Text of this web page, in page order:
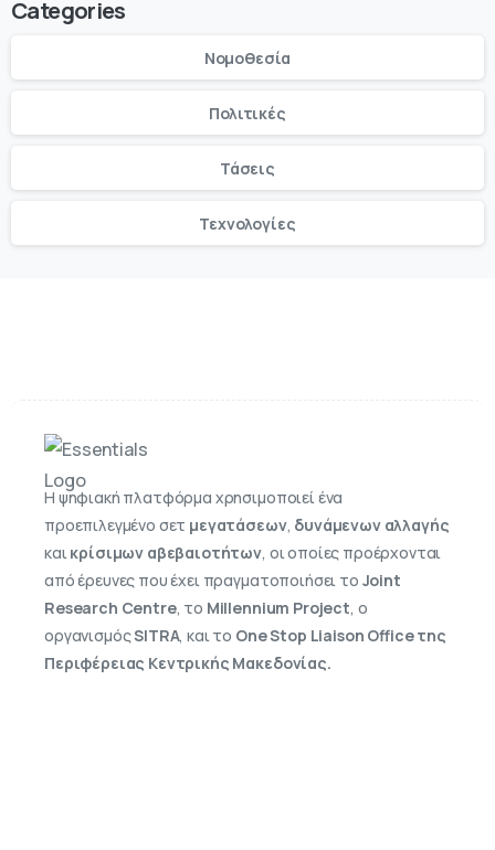
Categories
Νομοθεσία
Πολιτικές
Τάσεις
Τεχνολογίες
Η ψηφιακή πλατφόρμα χρησιμοποιεί ένα
προεπιλεγμένο σετ μεγατάσεων, δυνάμενων αλλαγής
καικρίσιμων αβεβαιοτήτων, οι οποίες προέρχονται
από έρευνες που έχει πραγματοποιήσει το Joint
Research Centre, το Millennium Project, ο
οργανισμόςSITRA, και τo One Stop Liaison Office της
Περιφέρειας Κεντρικής Μακεδονίας.